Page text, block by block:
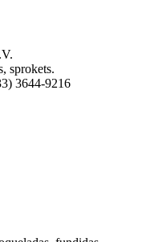
sprokets.
3644-9216